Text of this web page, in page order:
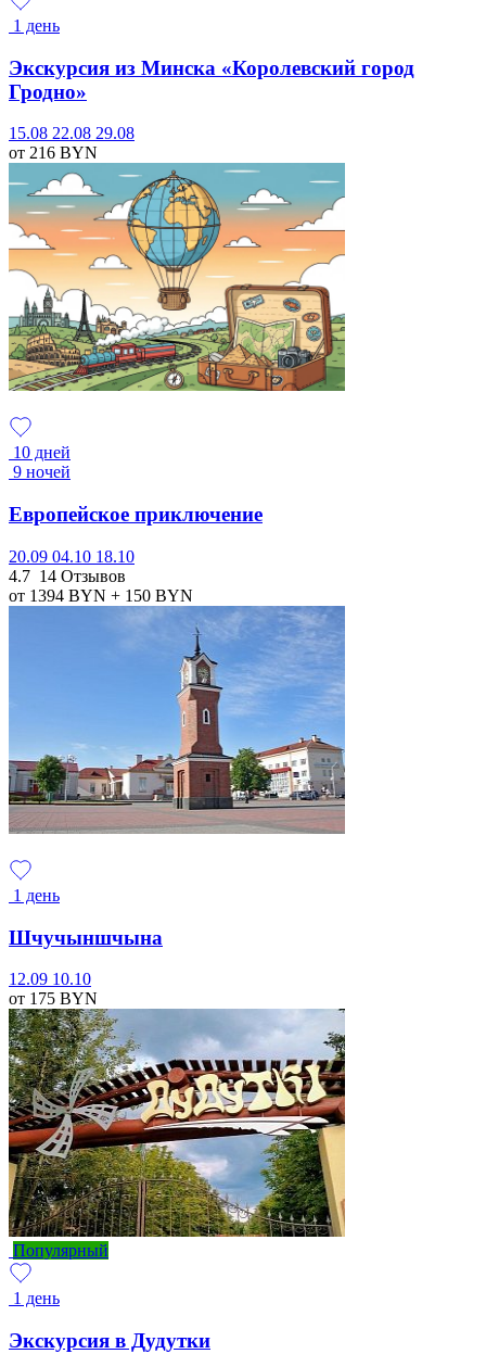
1 день
Экскурсия из Минска «Королевский город
Гродно»
15.08 22.08 29.08
от 216 BYN
10 дней
9 ночей
Европейское приключение
20.09 04.10 18.10
4.7 14 Отзывов
от 1394 BYN + 150 BYN
1 день
Шчучыншчына
12.09 10.10
от 175 BYN
Популярный
1 день
Экскурсия в Дудутки